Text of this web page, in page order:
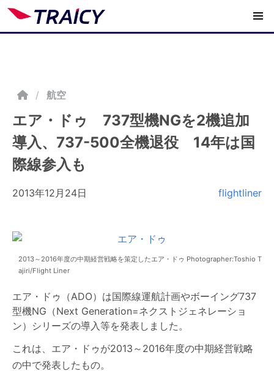
/ 航空
エア・ドゥ 737型機NGを2機追加
導入、737-500全機退役 14年は国
際線参入も
2013年12月24日 flightliner
2013～2016年度の中期経営戦略を策定したエア・ドゥ Photographer:Toshio T
ajiri/Flight Liner
エア・ドゥ（ADO）は国際線運航計画やボーイング737
型機NG（Next Generation=ネクストジェネレーショ
ン）シリーズの導入等を発表しました。
これは、エア・ドゥが2013～2016年度の中期経営戦略
の中で発表したもの。